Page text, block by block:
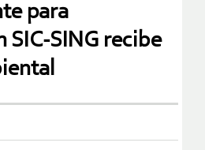
para
SIC-SING recibe